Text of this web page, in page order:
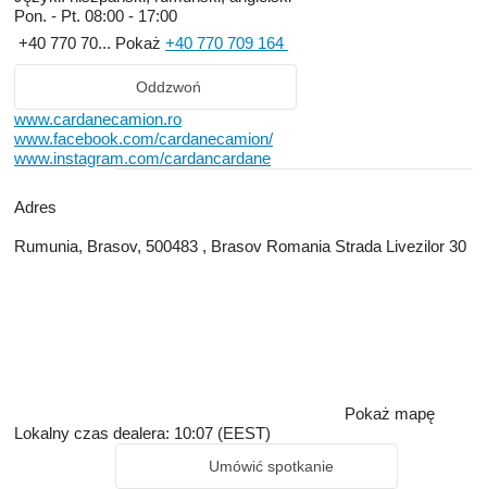
Pon. - Pt. 08:00 - 17:00
+40 770 70... Pokaż +40 770 709 164
Oddzwoń
www.cardanecamion.ro
www.facebook.com/cardanecamion/
www.instagram.com/cardancardane
Adres
Rumunia, Brasov, 500483 , Brasov Romania Strada Livezilor 30
Pokaż mapę
Lokalny czas dealera: 10:07 (EEST)
Umówić spotkanie